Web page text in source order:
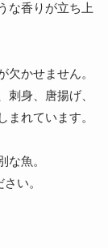
な香りが立ち上
かせません。
身、唐揚げ、
れています。
な魚。
い。